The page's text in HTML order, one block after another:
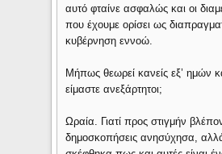
αυτό φταίνε ασφαλώς και οι
που έχουμε ορίσει ως
κυβέρνηση εννοώ.
Μήπως θεωρεί κανείς εξ’ ημών
είμαστε ανεξάρτητοι;
Ωραία. Γιατί προς στιγμήν
δημοσκοπήσεις ανησύχησα,